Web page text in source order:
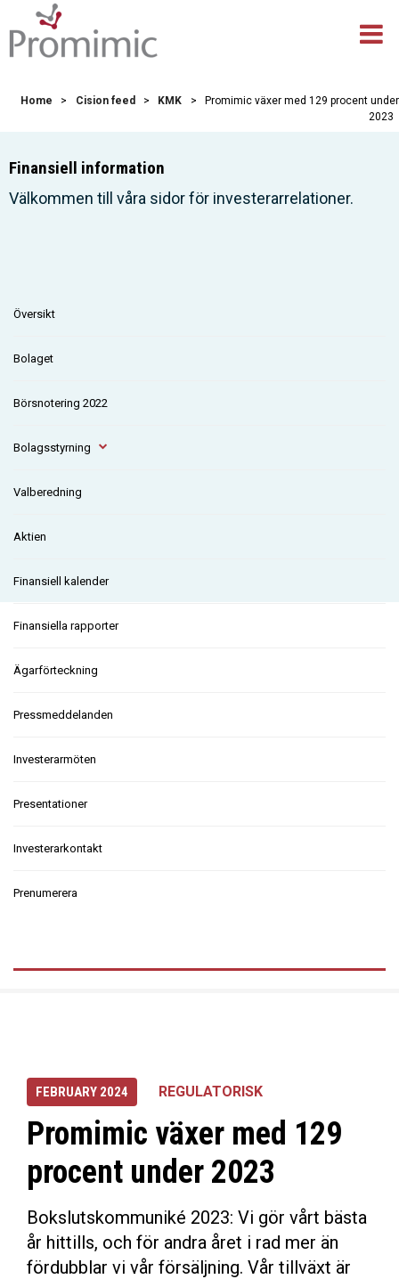
Home > Cision feed > KMK >
Promimic växer med 129 procent under
2023
Finansiell information
Välkommen till våra sidor för investerarrelationer.
Översikt
Bolaget
Börsnotering 2022
Bolagsstyrning
Valberedning
Aktien
Finansiell kalender
Finansiella rapporter
Ägarförteckning
Pressmeddelanden
Investerarmöten
Presentationer
Investerarkontakt
Prenumerera
FEBRUARY 2024 REGULATORISK
Promimic växer med 129
procent under 2023
Bokslutskommuniké 2023: Vi gör vårt bästa
år hittills, och för andra året i rad mer än
fördubblar vi vår försäljning. Vår tillväxt är